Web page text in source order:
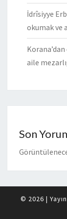
İdrîsiyye
okumak ve
aile
Son
© 2026 |